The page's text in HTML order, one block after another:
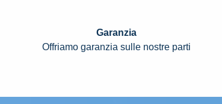
Garanzia
Offriamo garanzia sulle nostre parti